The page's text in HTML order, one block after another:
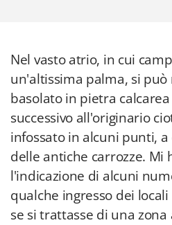
Nel vasto atrio, in cui
un'altissima palma, si
basolato in pietra
successivo all'originario
infossato in alcuni punti, a
delle antiche carrozze. Mi
l'indicazione di alcuni
qualche ingresso dei
se si trattasse di una zona